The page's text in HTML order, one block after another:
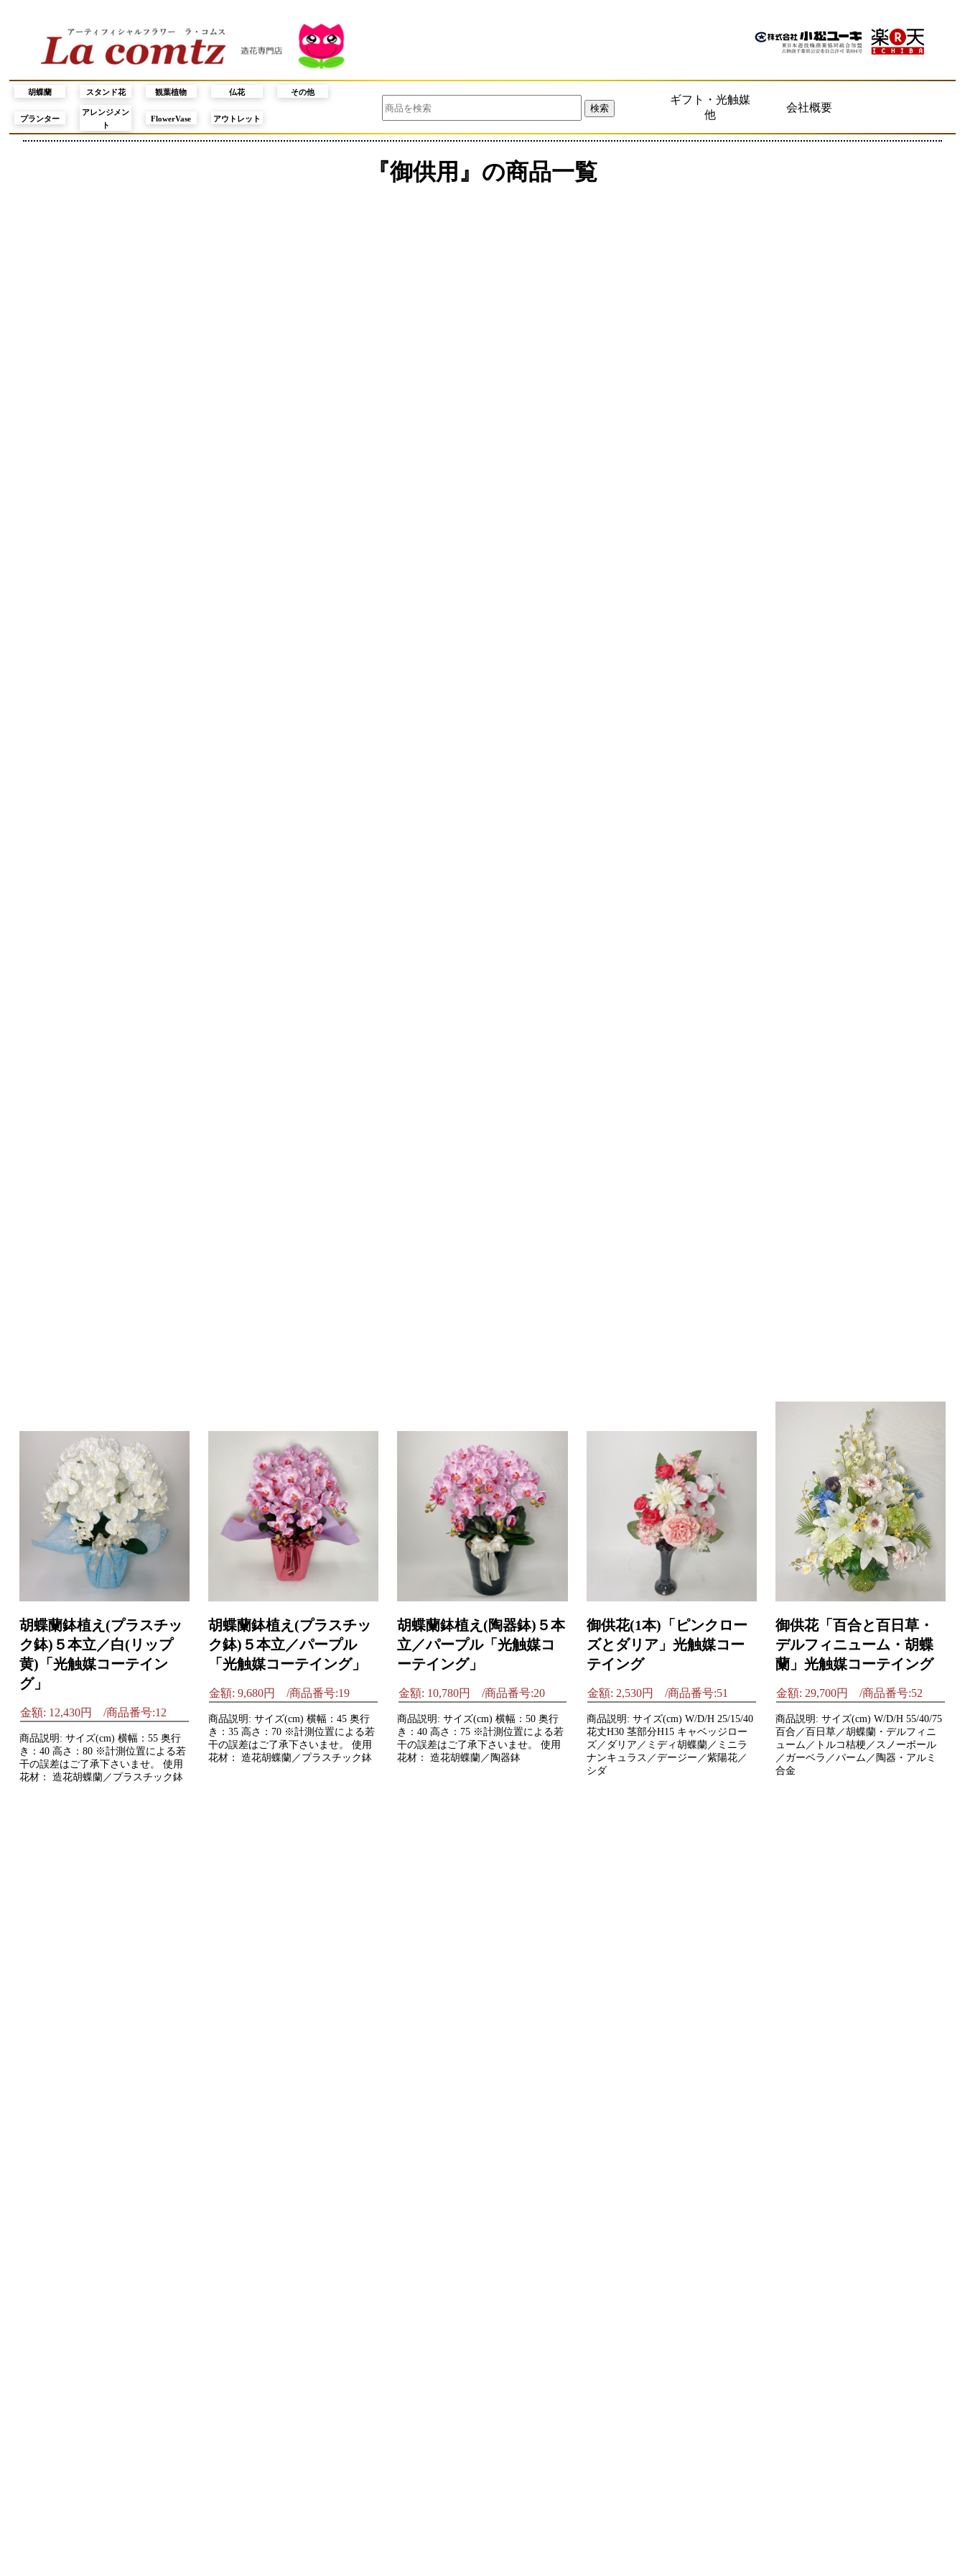
胡蝶蘭 スタンド花 観葉植物 仏花 その他
プランター
アレンジメン
ト
FlowerVase アウトレット
検索
ギフト・光触媒
他
会社概要
『御供用』の商品一覧
胡蝶蘭鉢植え(プラスチッ
ク鉢)５本立／白(リップ
黄)「光触媒コーテイン
グ」
金額: 12,430円 /商品番号:12
商品説明: サイズ(cm) 横幅：55 奥行
き：40 高さ：80 ※計測位置による若
干の誤差はご了承下さいませ。 使用
花材： 造花胡蝶蘭／プラスチック鉢
胡蝶蘭鉢植え(プラスチッ
ク鉢)５本立／パープル
「光触媒コーテイング」
金額: 9,680円 /商品番号:19
商品説明: サイズ(cm) 横幅：45 奥行
き：35 高さ：70 ※計測位置による若
干の誤差はご了承下さいませ。 使用
花材： 造花胡蝶蘭／プラスチック鉢
胡蝶蘭鉢植え(陶器鉢)５本
立／パープル「光触媒コ
ーテイング」
金額: 10,780円 /商品番号:20
商品説明: サイズ(cm) 横幅：50 奥行
き：40 高さ：75 ※計測位置による若
干の誤差はご了承下さいませ。 使用
花材： 造花胡蝶蘭／陶器鉢
御供花(1本)「ピンクロー
ズとダリア」光触媒コー
テイング
金額: 2,530円 /商品番号:51
商品説明: サイズ(cm) W/D/H 25/15/40
花丈H30 茎部分H15 キャベッジロー
ズ／ダリア／ミディ胡蝶蘭／ミニラ
ナンキュラス／デージー／紫陽花／
シダ
御供花「百合と百日草・
デルフィニューム・胡蝶
蘭」光触媒コーテイング
金額: 29,700円 /商品番号:52
商品説明: サイズ(cm) W/D/H 55/40/75
百合／百日草／胡蝶蘭・デルフィニ
ューム／トルコ桔梗／スノーボール
／ガーベラ／パーム／陶器・アルミ
合金